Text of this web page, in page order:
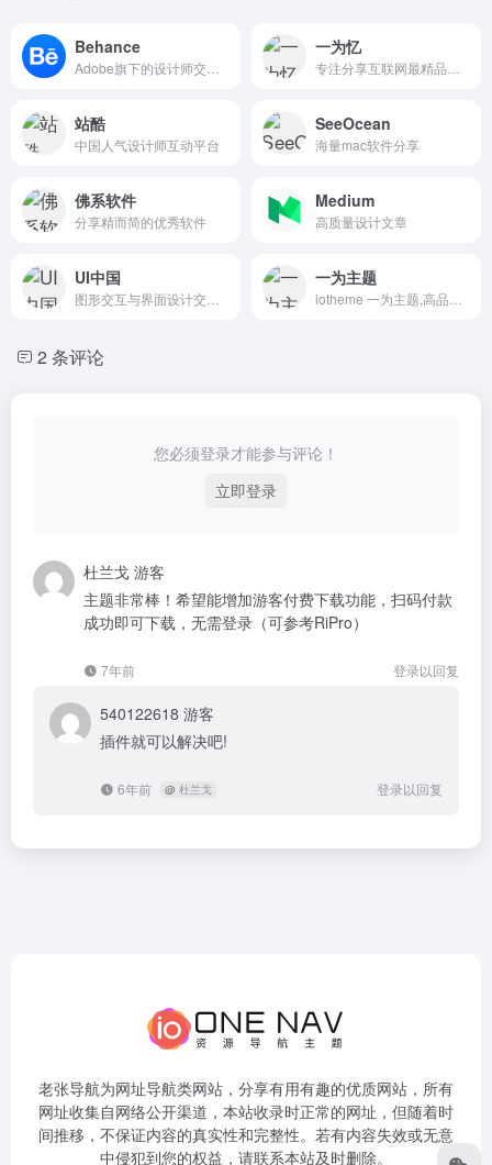
Behance 一为忆
站酷
中国人气设计师互动平台
SeeOcean
海量mac软件分享
佛系软件
分享精而简的优秀软件
Medium
高质量设计文章
UI中国 一为主题
2 条评论
您必须登录才能参与评论！
立即登录
杜兰戈 游客
主题非常棒！希望能增加游客付费下载功能，扫码付款
成功即可下载，无需登录（可参考RiPro）
7年前 登录以回复
540122618 游客
插件就可以解决吧!
6年前 @ 杜兰戈 登录以回复
老张导航为网址导航类网站，分享有用有趣的优质网站，所有
网址收集自网络公开渠道，本站收录时正常的网址，但随着时
间推移，不保证内容的真实性和完整性。若有内容失效或无意
中侵犯到您的权益，请联系本站及时删除。